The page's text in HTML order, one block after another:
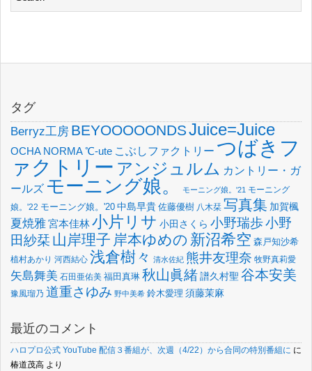
タグ
Berryz工房 BEYOOOOONDSJuice=Juice
OCHA NORMA℃-ute こぶしファクトリー つばきフ
ァクトリー アンジュルム カントリー・ガ
ールズ モーニング娘。 モーニング娘。'21 モーニング
娘。'22 モーニング娘。'20 中島早貴 佐藤優樹 八木栞 写真集 加賀楓
夏焼雅宮本佳林小片リサ 小田さくら 小野瑞歩小野
田紗栞 山岸理子 岸本ゆめの 新沼希空 森戸知沙希
植村あかり 河西結心 浅倉樹々 清水佐紀 熊井友理奈 牧野真莉愛
矢島舞美 石田亜佑美 福田真琳 秋山眞緒譜久村聖 谷本安美
豫風瑠乃 道重さゆみ 野中美希 鈴木愛理 須藤茉麻
最近のコメント
ハロプロ公式 YouTube 配信３番組が、次週（4/22）から合同の特別番組に に
椿道茂高 より